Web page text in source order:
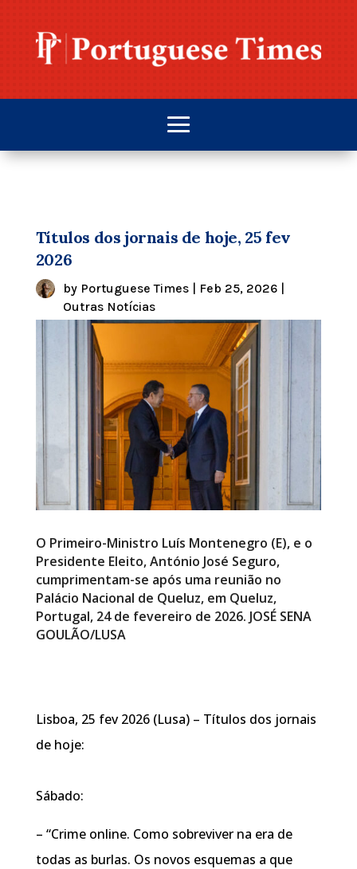
Títulos dos jornais de hoje, 25 fev
2026
by Portuguese Times| Feb 25, 2026|
Outras Notícias
O Primeiro-Ministro Luís Montenegro (E), e o
Presidente Eleito, António José Seguro,
cumprimentam-se após uma reunião no
Palácio Nacional de Queluz, em Queluz,
Portugal, 24 de fevereiro de 2026. JOSÉ SENA
GOULÃO/LUSA
Lisboa, 25 fev 2026 (Lusa) – Títulos dos jornais
de hoje:
Sábado:
– “Crime online. Como sobreviver na era de
todas as burlas. Os novos esquemas a que